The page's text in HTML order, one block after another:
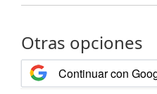
Otras opciones
Continuar con